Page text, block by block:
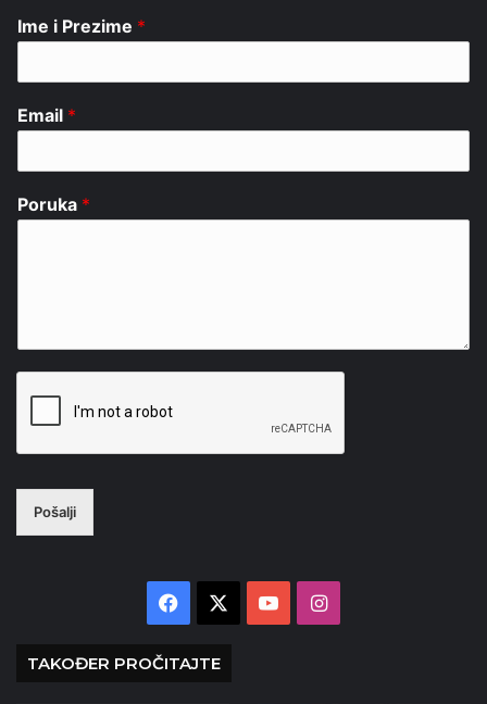
Ime i Prezime *
Email *
Poruka *
Pošalji
Facebook YouTubeInstagram
TAKOĐER PROČITAJTE